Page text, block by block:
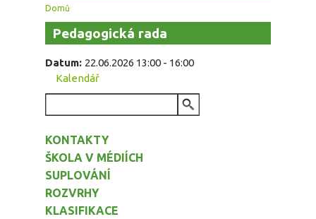
Jste zde
Domů
Pedagogická rada
Datum: 22.06.2026 13:00 - 16:00
Kalendář
KONTAKTY
ŠKOLA V MÉDIÍCH
SUPLOVÁNÍ
ROZVRHY
KLASIFIKACE